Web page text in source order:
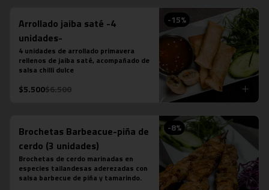
-15%
Arrollado jaiba saté -4
unidades-
4 unidades de arrollado primavera
rellenos de jaiba saté, acompañado de
salsa chilli dulce
$5.500$6.500
-8%
Brochetas Barbeacue-piña de
cerdo (3 unidades)
Brochetas de cerdo marinadas en
especies tailandesas aderezadas con
salsa barbecue de piña y tamarindo.